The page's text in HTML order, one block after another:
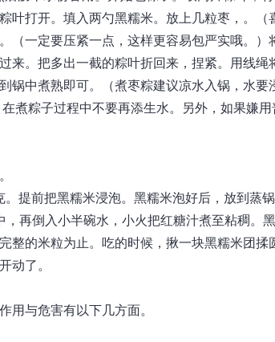
叶打开。填入两勺黑糯米。放上几粒枣，。（
（一定要压紧一点，这样更容易包严实哦。）
来。把多出一截的粽叶折回来，捏紧。用线绳
锅中煮熟即可。（煮枣粽建议凉水入锅，水要
煮粽子过程中不要再添生水。另外，如果嫌用
提前把黑糯米浸泡。黑糯米泡好后，放到蒸锅
再倒入小半碗水，小火把红糖汁煮至粘稠。
的米粒为止。吃的时候，揪一块黑糯米团揉
动了。
与危害有以下几方面。